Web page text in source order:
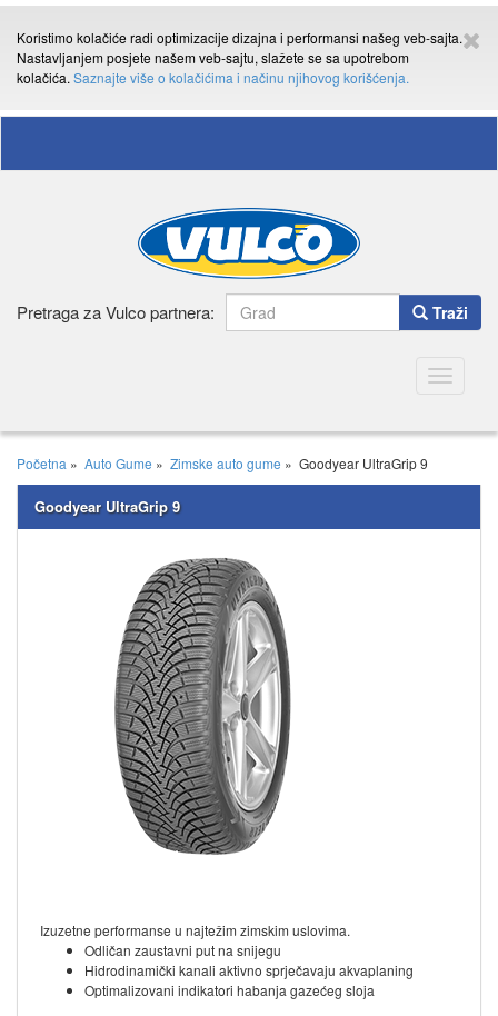
Koristimo kolačiće radi optimizacije dizajna i performansi našeg veb-sajta.
Nastavljanjem posjete našem veb-sajtu, slažete se sa upotrebom
kolačića. Saznajte više o kolačićima i načinu njihovog korišćenja.
Pretraga za Vulco partnera: Traži
Toggle
Početna » Auto Gume » Zimske auto gume » Goodyear UltraGrip 9
Goodyear UltraGrip 9
Izuzetne performanse u najtežim zimskim uslovima.
Odličan zaustavni put na snijegu
Hidrodinamički kanali aktivno sprječavaju akvaplaning
Optimalizovani indikatori habanja gazećeg sloja